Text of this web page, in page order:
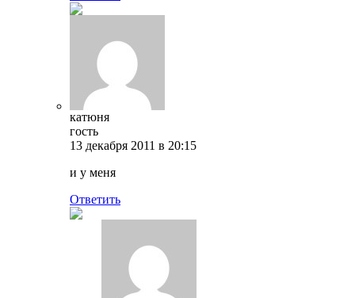
катюня
гость
13 декабря 2011 в 20:15
и у меня
Ответить